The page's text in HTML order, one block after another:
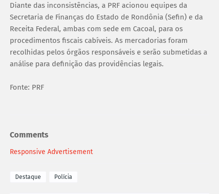
Diante das inconsistências, a PRF acionou equipes da
Secretaria de Finanças do Estado de Rondônia (Sefin) e da
Receita Federal, ambas com sede em Cacoal, para os
procedimentos fiscais cabíveis. As mercadorias foram
recolhidas pelos órgãos responsáveis e serão submetidas a
análise para definição das providências legais.
Fonte: PRF
Comments
Responsive Advertisement
Destaque Polícia